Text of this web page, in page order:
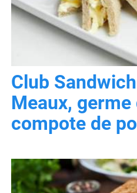
Club
Meaux,
compote de